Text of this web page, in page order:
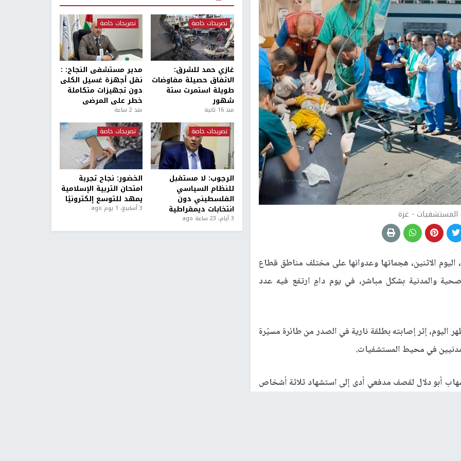
- غزة
اليوم الاثنين، هجماتها وعدوانها على مختلف مناطق قطاع
والمدنية بشكل مباشر، في يوم دامٍ ارتفع فيه عدد
إثر إصابته بطلقة نارية في الصدر من طائرة مسيّرة
في محيط المستشفيات.
أبو دلال لقصف مدفعي أدى إلى استشهاد ثلاثة أشخاص
تصريحات خاصة
غازي حمد للشرق:
الاتفاق حصيلة مفاوضات
طويلة استمرت ستة
شهور
منذ 16 ثانية
تصريحات خاصة
مدير مستشفى النجاح: :
نقل أجهزة غسيل الكلى
دون تجهيزات متكاملة
خطر على المرضى
منذ 2 ساعة
تصريحات خاصة
الرجوب: لا مستقبل
للنظام السياسي
الفلسطيني دون
انتخابات ديمقراطية
3 أيام، 23 ساعة ago
تصريحات خاصة
الخضور: نجاح تجربة
امتحان التربية الإسلامية
يمهد للتوسع إلكترونيًا
3 أسابيع، 1 يوم ago